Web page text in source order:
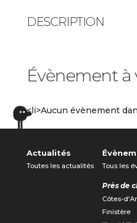
DESCRIPTION
Évènement à
<li>Aucun évènement
Actualités
Toutes les actualités Tous les
Près de
Côtes-
Finistère